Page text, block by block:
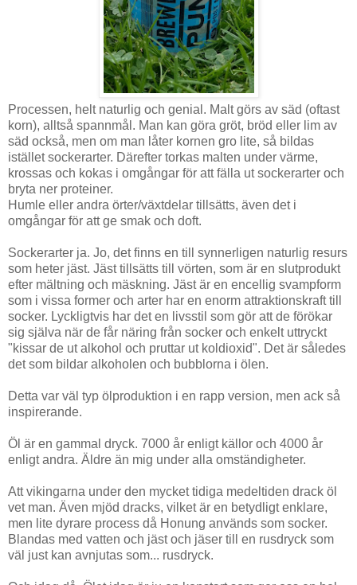
Processen, helt naturlig och genial. Malt görs av säd (oftast
korn), alltså spannmål. Man kan göra gröt, bröd eller lim av
säd också, men om man låter kornen gro lite, så bildas
istället sockerarter. Därefter torkas malten under värme,
krossas och kokas i omgångar för att fälla ut sockerarter och
bryta ner proteiner.
Humle eller andra örter/växtdelar tillsätts, även det i
omgångar för att ge smak och doft.
Sockerarter ja. Jo, det finns en till synnerligen naturlig resurs
som heter jäst. Jäst tillsätts till vörten, som är en slutprodukt
efter mältning och mäskning. Jäst är en encellig svampform
som i vissa former och arter har en enorm attraktionskraft till
socker. Lyckligtvis har det en livsstil som gör att de förökar
sig själva när de får näring från socker och enkelt uttryckt
"kissar de ut alkohol och pruttar ut koldioxid". Det är således
det som bildar alkoholen och bubblorna i ölen.
Detta var väl typ ölproduktion i en rapp version, men ack så
inspirerande.
Öl är en gammal dryck. 7000 år enligt källor och 4000 år
enligt andra. Äldre än mig under alla omständigheter.
Att vikingarna under den mycket tidiga medeltiden drack öl
vet man. Även mjöd dracks, vilket är en betydligt enklare,
men lite dyrare process då Honung används som socker.
Blandas med vatten och jäst och jäser till en rusdryck som
väl just kan avnjutas som... rusdryck.